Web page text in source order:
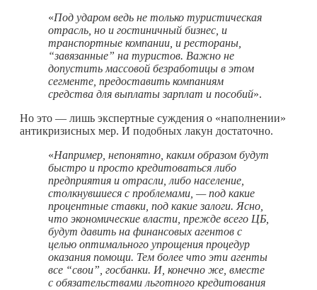
«Под ударом ведь не только туристическая
отрасль, но и гостиничный бизнес, и
транспортные компании, и рестораны,
“завязанные” на туристов. Важно не
допустить массовой безработицы в этом
сегменте, предоставить компаниям
средства для выплаты зарплат и пособий».
Но это — лишь экспертные суждения о «наполнении»
антикризисных мер. И подобных лакун достаточно.
«Например, непонятно, каким образом будут
быстро и просто кредитоваться либо
предприятия и отрасли, либо население,
столкнувшиеся с проблемами, — под какие
процентные ставки, под какие залоги. Ясно,
что экономические власти, прежде всего ЦБ,
будут давить на финансовых агентов с
целью оптимального упрощения процедур
оказания помощи. Тем более что эти агенты
все “свои” , госбанки. И, конечно же, вместе
с обязательствами льготного кредитования